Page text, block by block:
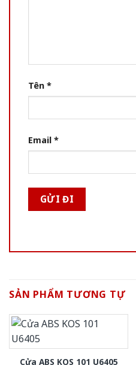
Tên *
Email *
SẢN PHẨM TƯƠNG TỰ
Cửa ABS KOS 101 U6405